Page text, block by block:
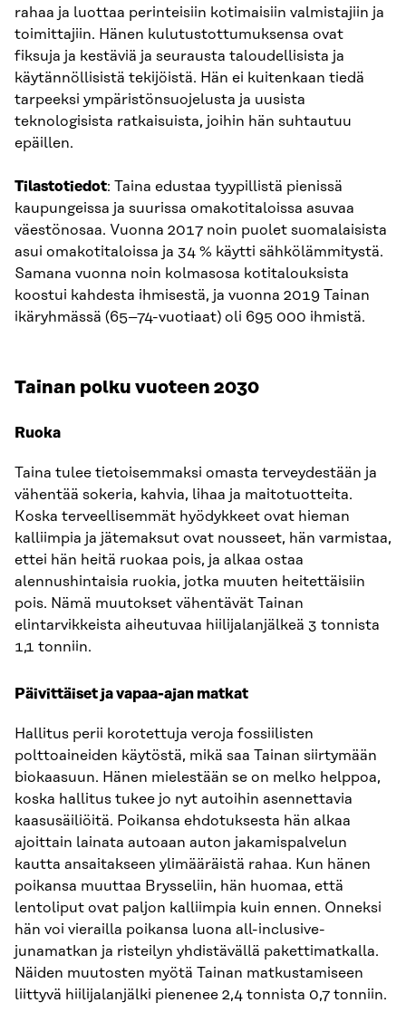
rahaa ja luottaa perinteisiin kotimaisiin valmistajiin ja
toimittajiin. Hänen kulutustottumuksensa ovat
fiksuja ja kestäviä ja seurausta taloudellisista ja
käytännöllisistä tekijöistä. Hän ei kuitenkaan tiedä
tarpeeksi ympäristönsuojelusta ja uusista
teknologisista ratkaisuista, joihin hän suhtautuu
epäillen.
Tilastotiedot: Taina edustaa tyypillistä pienissä
kaupungeissa ja suurissa omakotitaloissa asuvaa
väestönosaa. Vuonna 2017 noin puolet suomalaisista
asui omakotitaloissa ja 34 % käytti sähkölämmitystä.
Samana vuonna noin kolmasosa kotitalouksista
koostui kahdesta ihmisestä, ja vuonna 2019 Tainan
ikäryhmässä (65–74-vuotiaat) oli 695 000 ihmistä.
Tainan polku vuoteen 2030
Ruoka
Taina tulee tietoisemmaksi omasta terveydestään ja
vähentää sokeria, kahvia, lihaa ja maitotuotteita.
Koska terveellisemmät hyödykkeet ovat hieman
kalliimpia ja jätemaksut ovat nousseet, hän varmistaa,
ettei hän heitä ruokaa pois, ja alkaa ostaa
alennushintaisia ​​ruokia, jotka muuten heitettäisiin
pois. Nämä muutokset vähentävät Tainan
elintarvikkeista aiheutuvaa hiilijalanjälkeä 3 tonnista
1,1 tonniin.
Päivittäiset ja vapaa-ajan matkat
Hallitus perii korotettuja veroja fossiilisten
polttoaineiden käytöstä, mikä saa Tainan siirtymään
biokaasuun. Hänen mielestään se on melko helppoa,
koska hallitus tukee jo nyt autoihin asennettavia
kaasusäiliöitä. Poikansa ehdotuksesta hän alkaa
ajoittain lainata autoaan auton jakamispalvelun
kautta ansaitakseen ylimääräistä rahaa. Kun hänen
poikansa muuttaa Brysseliin, hän huomaa, että
lentoliput ovat paljon kalliimpia kuin ennen. Onneksi
hän voi vierailla poikansa luona all-inclusive-
junamatkan ja risteilyn yhdistävällä pakettimatkalla.
Näiden muutosten myötä Tainan matkustamiseen
liittyvä hiilijalanjälki pienenee 2,4 tonnista 0,7 tonniin.